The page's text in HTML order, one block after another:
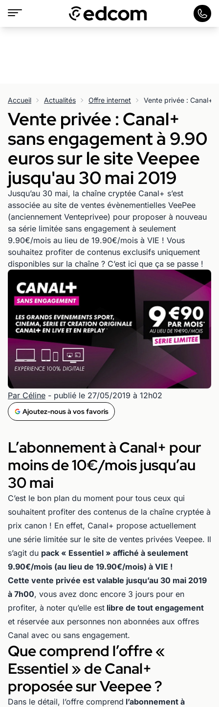
Accueil Actualités Offre internet
Vente privée : Canal+
sans engagement à 9.90
euros sur le site Veepee
jusqu'au 30 mai 2019
Jusqu’au 30 mai, la chaîne cryptée Canal+ s’est
associée au site de ventes évènementielles VeePee
(anciennement Venteprivee) pour proposer à nouveau
sa série limitée sans engagement à seulement
9.90€/mois au lieu de 19.90€/mois à VIE ! Vous
souhaitez profiter de contenus exclusifs uniquement
disponibles sur la chaîne ? C’est ici que ça se passe !
Par Céline - publié le 27/05/2019 à 12h02
Ajoutez-nous à vos favoris
L’abonnement à Canal+ pour
moins de 10€/mois jusqu’au
30 mai
C’est le bon plan du moment pour tous ceux qui
souhaitent profiter des contenus de la chaîne cryptée à
prix canon ! En effet, Canal+ propose actuellement
une série limitée sur le site de ventes privées Veepee. Il
s’agit du pack « Essentiel » affiché à seulement
9.90€/mois (au lieu de 19.90€/mois) à VIE !
Cette vente privée est valable jusqu’au 30 mai 2019
à 7h00, vous avez donc encore 3 jours pour en
profiter, à noter qu’elle est libre de tout engagement
et réservée aux personnes non abonnées aux offres
Canal avec ou sans engagement.
Que comprend l’offre «
Essentiel » de Canal+
proposée sur Veepee ?
Dans le détail, l’offre comprend l’abonnement à